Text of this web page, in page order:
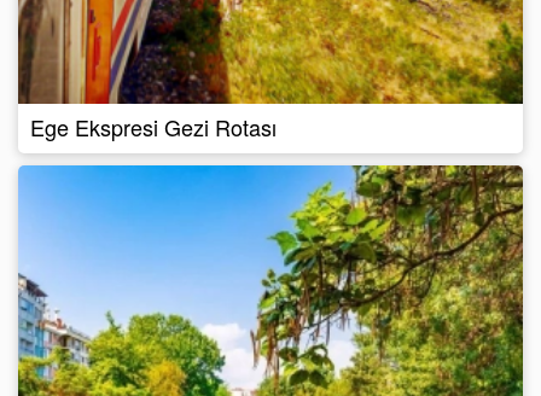
Ege Ekspresi Gezi Rotası